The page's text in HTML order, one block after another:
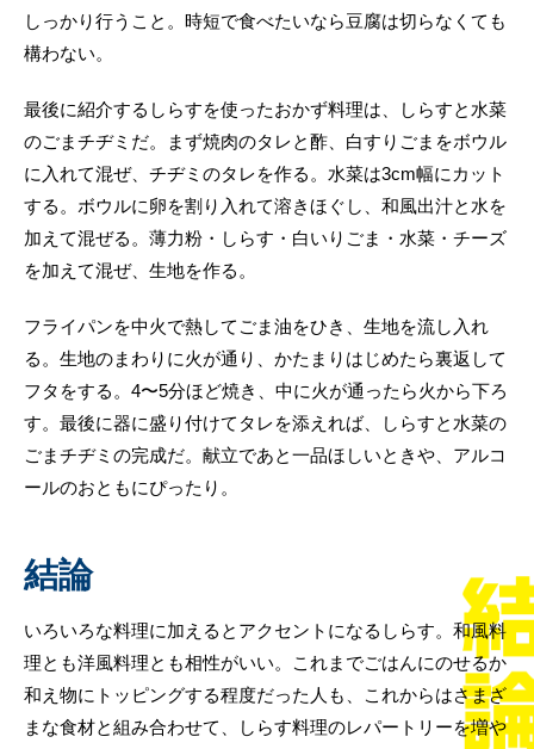
しっかり行うこと。時短で食べたいなら豆腐は切らなくても
構わない。
最後に紹介するしらすを使ったおかず料理は、しらすと水菜
のごまチヂミだ。まず焼肉のタレと酢、白すりごまをボウル
に入れて混ぜ、チヂミのタレを作る。水菜は3cm幅にカット
する。ボウルに卵を割り入れて溶きほぐし、和風出汁と水を
加えて混ぜる。薄力粉・しらす・白いりごま・水菜・チーズ
を加えて混ぜ、生地を作る。
フライパンを中火で熱してごま油をひき、生地を流し入れ
る。生地のまわりに火が通り、かたまりはじめたら裏返して
フタをする。4〜5分ほど焼き、中に火が通ったら火から下ろ
す。最後に器に盛り付けてタレを添えれば、しらすと水菜の
ごまチヂミの完成だ。献立であと一品ほしいときや、アルコ
ールのおともにぴったり。
結論
いろいろな料理に加えるとアクセントになるしらす。和風料
理とも洋風料理とも相性がいい。これまでごはんにのせるか
和え物にトッピングする程度だった人も、これからはさまざ
まな食材と組み合わせて、しらす料理のレパートリーを増や